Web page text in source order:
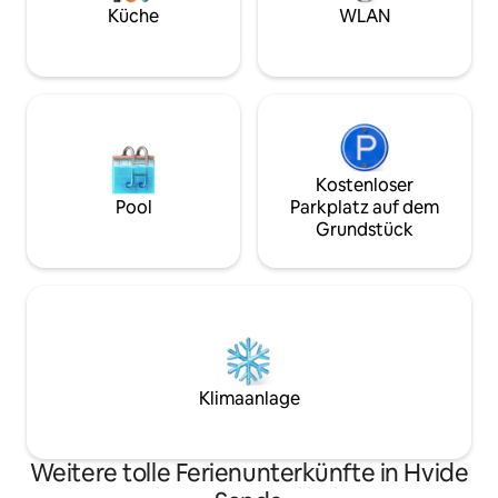
Miesmuscheln
Küche WLAN
Pool
Kostenloser
Parkplatz auf dem
Grundstück
Klimaanlage
Weitere tolle Ferienunterkünfte in Hvide